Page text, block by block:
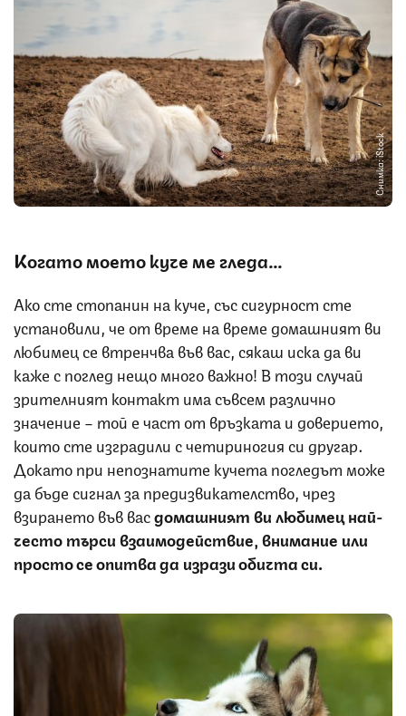
Снимка: iStock
Когато моето куче ме гледа…
Ако сте стопанин на куче, със сигурност сте
установили, че от време на време домашният ви
любимец се втренчва във вас, сякаш иска да ви
каже с поглед нещо много важно! В този случай
зрителният контакт има съвсем различно
значение – той е част от връзката и доверието,
които сте изградили с четириногия си другар.
Докато при непознатите кучета погледът може
да бъде сигнал за предизвикателство, чрез
взирането във васдомашният ви любимец най-
често търси взаимодействие, внимание или
просто се опитва да изрази обичта си.